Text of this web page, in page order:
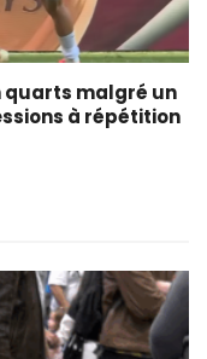
quarts malgré un
à répétition